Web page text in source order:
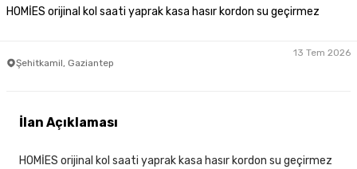
HOMİES orijinal kol saati yaprak kasa hasır kordon su geçirmez
Şehitkamil, Gaziantep
13 Tem 2026
İlan Açıklaması
HOMİES orijinal kol saati yaprak kasa hasır kordon su geçirmez